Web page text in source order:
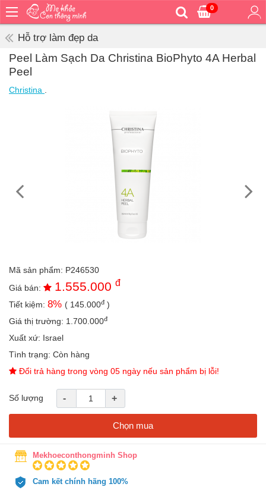
0
Bé
ăn
vệ
ngoài
an
toàn
Bé
tắm
Bé
mà
học
cho
bố
dùng
Hỗ trợ làm đẹp da
Peel Làm Sạch Da Christina BioPhyto 4A Herbal
Peel
Christina
Mã sản phẩm: P246530
Giá bán:
1.555.000 đ
Tiết kiệm: 8% ( 145.000đ )
Giá thị trường: 1.700.000đ
Xuất xứ: Israel
Tình trạng: Còn hàng
Đổi trả hàng trong vòng 05 ngày nếu sản phẩm bị lỗi!
Số lượng - +
Chọn mua
Mekhoeconthongminh Shop
Cam kết chính hãng 100%